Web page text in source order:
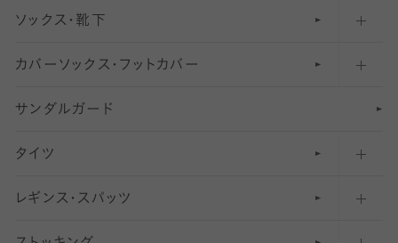
ソックス・靴下
五本指ソックス・靴下
足袋ソックス・靴下
無地・プレーンソックス・靴下
柄ソックス・靴下
カバーソックス・フットカバー
フットカバー・カバーソックス（深め）
フットカバー・カバーソックス（ふつう）
フットカバー・カバーソックス（浅め）
サンダルガード
タイツ
30デニール以下のタイツ（薄手タイツ）
レギンス・スパッツ